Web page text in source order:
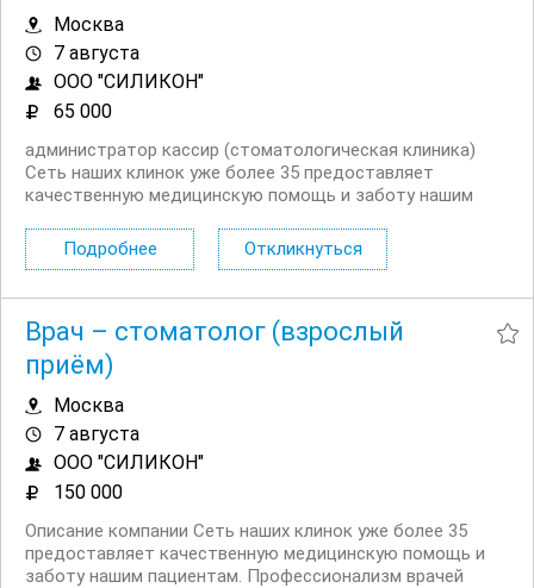
Москва
7 августа
ООО "СИЛИКОН"
65 000
администратор кассир (стоматологическая клиника)
Сеть наших клинок уже более 35 предоставляет
качественную медицинскую помощь и заботу нашим
оценили огромное количество пациентов. Мы гордимся
своим дружелюбным коллективом и теплыми
Подробнее Откликнуться
Врач – стоматолог (взрослый
приём)
Москва
7 августа
ООО "СИЛИКОН"
150 000
Описание компании Сеть наших клинок уже более 35
предоставляет качественную медицинскую помощь и
заботу нашим пациентам. Профессионализм врачей